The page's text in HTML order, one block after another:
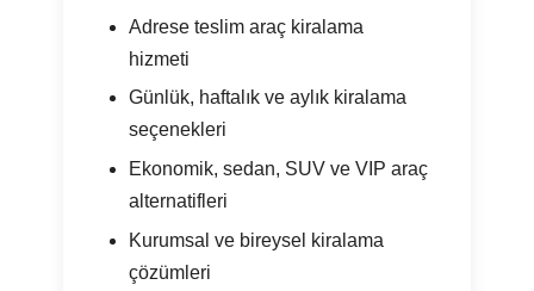
Adrese teslim araç kiralama
hizmeti
Günlük, haftalık ve aylık kiralama
seçenekleri
Ekonomik, sedan, SUV ve VIP araç
alternatifleri
Kurumsal ve bireysel kiralama
çözümleri